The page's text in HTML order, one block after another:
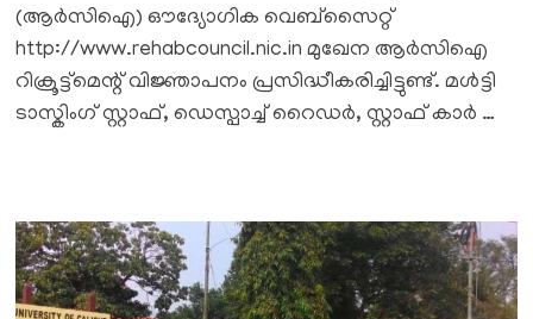
(ആർസിഐ) ഔദ്യോഗിക വെബ്സൈറ്റ്
http://www.rehabcouncil.nic.in മുഖേന ആർസിഐ
റിക്രൂട്ട്മെന്റ് വിജ്ഞാപനം പ്രസിദ്ധീകരിച്ചിട്ടുണ്ട്. മൾട്ടി
ടാസ്കിംഗ് സ്റ്റാഫ്, ഡെസ്പാച്ച് റൈഡർ, സ്റ്റാഫ് കാർ …